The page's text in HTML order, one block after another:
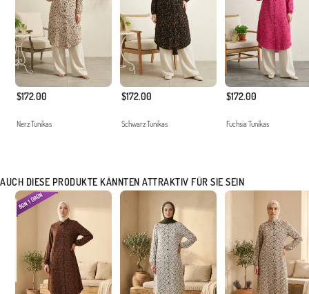
$172.00
Nerz Tunikas
$172.00
Schwarz Tunikas
$172.00
Fuchsia Tunikas
AUCH DIESE PRODUKTE KÄNNTEN ATTRAKTIV FÜR SIE SEIN